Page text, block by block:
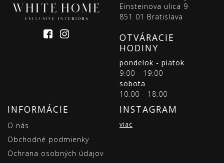
Einsteinova ulica 9
851 01 Bratislava
OTVÁRACIE
HODINY
pondelok - piatok
9:00 - 19:00
sobota
10:00 - 18:00
INFORMÁCIE
O nás
Obchodné podmienky
Ochrana osobných údajov
INSTAGRAM
viac